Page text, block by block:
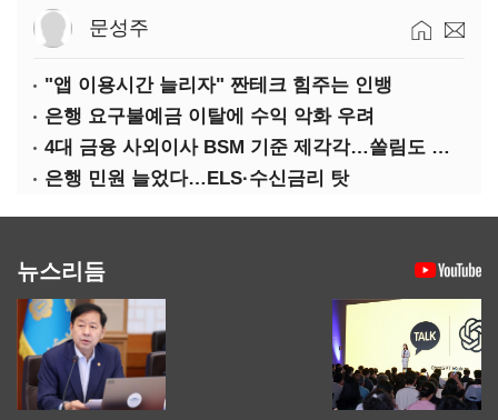
문성주
"앱 이용시간 늘리자" 짠테크 힘주는 인뱅
은행 요구불예금 이탈에 수익 악화 우려
4대 금융 사외이사 BSM 기준 제각각…쏠림도 여전
은행 민원 늘었다…ELS·수신금리 탓
뉴스리듬